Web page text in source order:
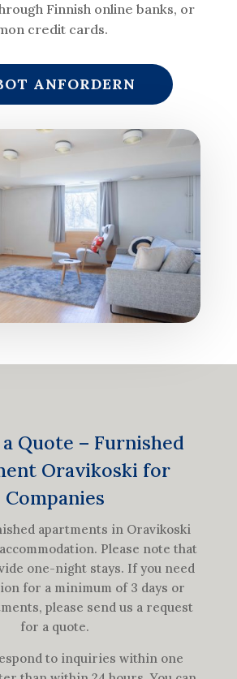
Finnish online banks, or
credit cards.
ANFORDERN
Quote – Furnished
Oravikoski for
Companies
apartments in Oravikoski
Please note that
one-night stays. If you need
for a minimum of 3 days or
please send us a request
for a quote.
to inquiries within one